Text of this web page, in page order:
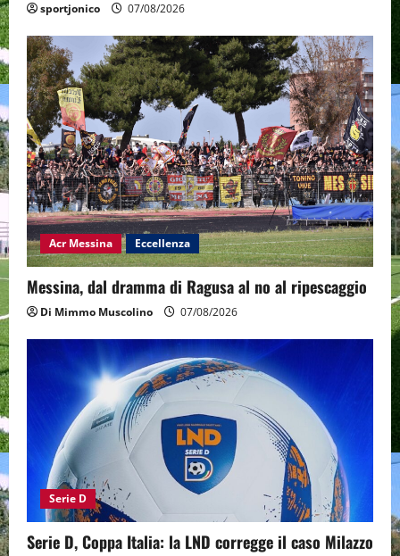
sportjonico 07/08/2026
Acr Messina Eccellenza
Messina, dal dramma di Ragusa al no al ripescaggio
Di Mimmo Muscolino 07/08/2026
Serie D
Serie D, Coppa Italia: la LND corregge il caso Milazzo